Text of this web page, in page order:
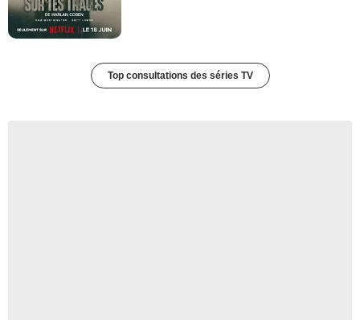
Top consultations des séries TV